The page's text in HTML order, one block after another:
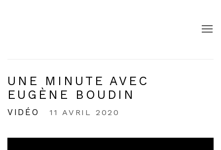
UNE MINUTE AVEC
EUGÈNE BOUDIN
VIDÉO 11 AVRIL 2020